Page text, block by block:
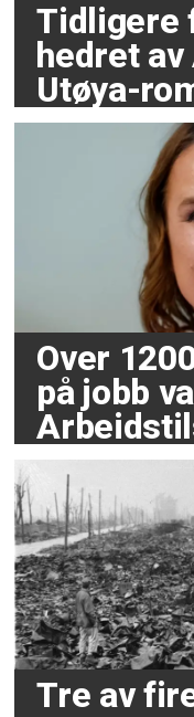
Tidligere
hedret av
Utøya-
Over
på jobb
Tre av